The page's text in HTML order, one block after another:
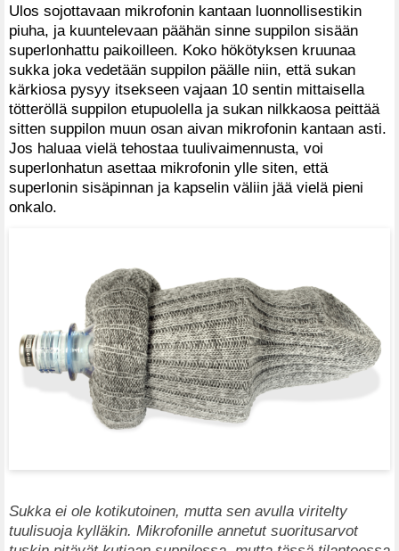
Ulos sojottavaan mikrofonin kantaan luonnollisestikin
piuha, ja kuuntelevaan päähän sinne suppilon sisään
superlonhattu paikoilleen. Koko hökötyksen kruunaa
sukka joka vedetään suppilon päälle niin, että sukan
kärkiosa pysyy itsekseen vajaan 10 sentin mittaisella
tötteröllä suppilon etupuolella ja sukan nilkkaosa peittää
sitten suppilon muun osan aivan mikrofonin kantaan asti.
Jos haluaa vielä tehostaa tuulivaimennusta, voi
superlonhatun asettaa mikrofonin ylle siten, että
superlonin sisäpinnan ja kapselin väliin jää vielä pieni
onkalo.
Sukka ei ole kotikutoinen, mutta sen avulla viritelty
tuulisuoja kylläkin. Mikrofonille annetut suoritusarvot